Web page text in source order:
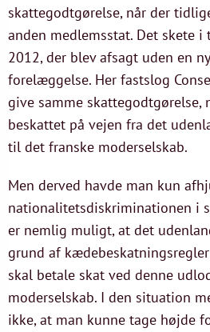
skattegodtgørelse, når der
anden medlemsstat. Det skete
2012, der blev afsagt uden en
forelæggelse. Her fastslog
give samme skattegodtgørelse,
beskattet på vejen fra det
til det franske moderselskab.
Men derved havde man kun
nationalitetsdiskriminationen i
er nemlig muligt, at det
grund af
skal betale skat ved denne
moderselskab. I den situation
ikke, at man kunne tage højde